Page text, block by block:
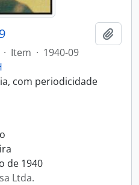
· Item · 1940-09
com periodicidade
de 1940
Ltda.